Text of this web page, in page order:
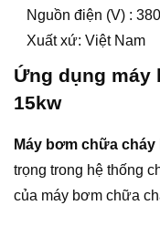
Nguồn điện (V) : 380
Xuất xứ: Việt Nam
Ứng dụng máy
15kw
Máy bơm chữa cháy
trọng trong hệ thống
của máy bơm chữa